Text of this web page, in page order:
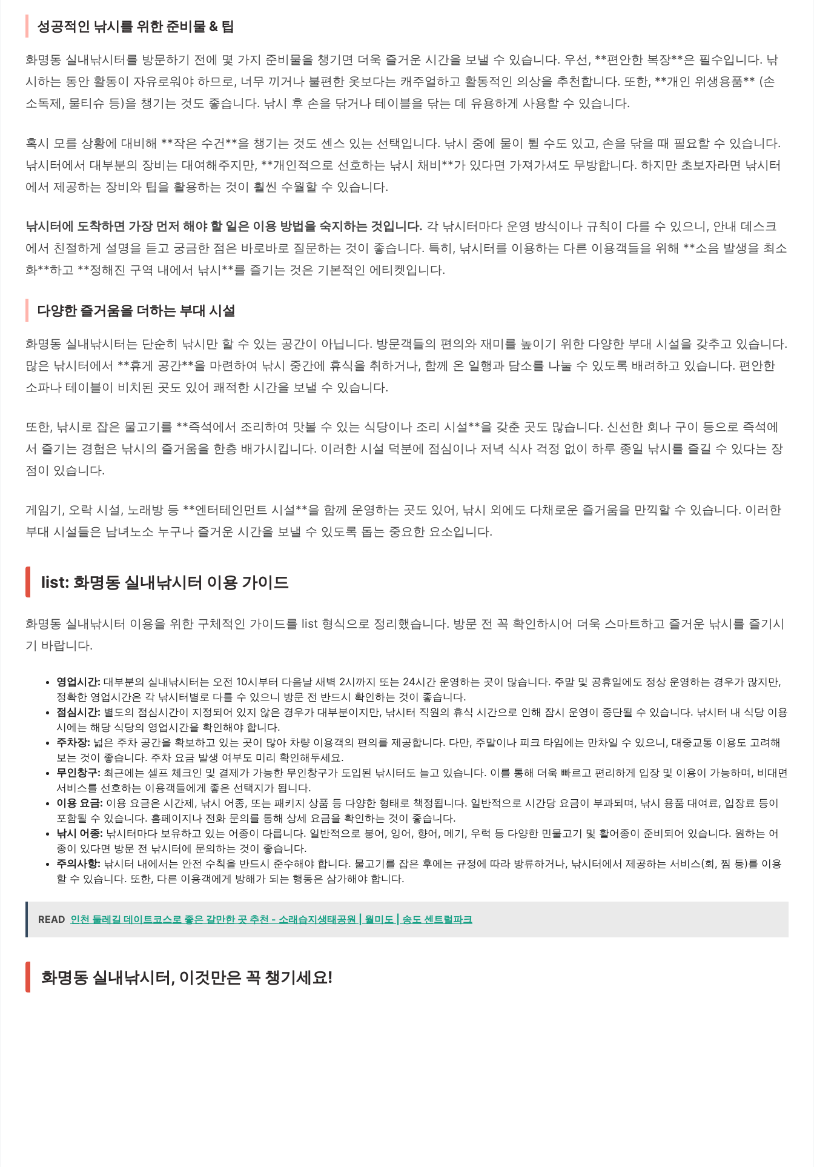
성공적인 낚시를 위한 준비물 & 팁
화명동 실내낚시터를 방문하기 전에 몇 가지 준비물을 챙기면 더욱 즐거운 시간을 보낼 수 있습니다. 우선, **편안한 복장**은 필수입니다. 낚
시하는 동안 활동이 자유로워야 하므로, 너무 끼거나 불편한 옷보다는 캐주얼하고 활동적인 의상을 추천합니다. 또한, **개인 위생용품** (손
소독제, 물티슈 등)을 챙기는 것도 좋습니다. 낚시 후 손을 닦거나 테이블을 닦는 데 유용하게 사용할 수 있습니다.
혹시 모를 상황에 대비해 **작은 수건**을 챙기는 것도 센스 있는 선택입니다. 낚시 중에 물이 튈 수도 있고, 손을 닦을 때 필요할 수 있습니다.
낚시터에서 대부분의 장비는 대여해주지만, **개인적으로 선호하는 낚시 채비**가 있다면 가져가셔도 무방합니다. 하지만 초보자라면 낚시터
에서 제공하는 장비와 팁을 활용하는 것이 훨씬 수월할 수 있습니다.
낚시터에 도착하면 가장 먼저 해야 할 일은 이용 방법을 숙지하는 것입니다. 각 낚시터마다 운영 방식이나 규칙이 다를 수 있으니, 안내 데스크
에서 친절하게 설명을 듣고 궁금한 점은 바로바로 질문하는 것이 좋습니다. 특히, 낚시터를 이용하는 다른 이용객들을 위해 **소음 발생을 최소
화**하고 **정해진 구역 내에서 낚시**를 즐기는 것은 기본적인 에티켓입니다.
다양한 즐거움을 더하는 부대 시설
화명동 실내낚시터는 단순히 낚시만 할 수 있는 공간이 아닙니다. 방문객들의 편의와 재미를 높이기 위한 다양한 부대 시설을 갖추고 있습니다.
많은 낚시터에서 **휴게 공간**을 마련하여 낚시 중간에 휴식을 취하거나, 함께 온 일행과 담소를 나눌 수 있도록 배려하고 있습니다. 편안한
소파나 테이블이 비치된 곳도 있어 쾌적한 시간을 보낼 수 있습니다.
또한, 낚시로 잡은 물고기를 **즉석에서 조리하여 맛볼 수 있는 식당이나 조리 시설**을 갖춘 곳도 많습니다. 신선한 회나 구이 등으로 즉석에
서 즐기는 경험은 낚시의 즐거움을 한층 배가시킵니다. 이러한 시설 덕분에 점심이나 저녁 식사 걱정 없이 하루 종일 낚시를 즐길 수 있다는 장
점이 있습니다.
게임기, 오락 시설, 노래방 등 **엔터테인먼트 시설**을 함께 운영하는 곳도 있어, 낚시 외에도 다채로운 즐거움을 만끽할 수 있습니다. 이러한
부대 시설들은 남녀노소 누구나 즐거운 시간을 보낼 수 있도록 돕는 중요한 요소입니다.
list: 화명동 실내낚시터 이용 가이드
화명동 실내낚시터 이용을 위한 구체적인 가이드를 list 형식으로 정리했습니다. 방문 전 꼭 확인하시어 더욱 스마트하고 즐거운 낚시를 즐기시
기 바랍니다.
영업시간: 대부분의 실내낚시터는 오전 10시부터 다음날 새벽 2시까지 또는 24시간 운영하는 곳이 많습니다. 주말 및 공휴일에도 정상 운영하는 경우가 많지만,
정확한 영업시간은 각 낚시터별로 다를 수 있으니 방문 전 반드시 확인하는 것이 좋습니다.
점심시간: 별도의 점심시간이 지정되어 있지 않은 경우가 대부분이지만, 낚시터 직원의 휴식 시간으로 인해 잠시 운영이 중단될 수 있습니다. 낚시터 내 식당 이용
시에는 해당 식당의 영업시간을 확인해야 합니다.
주차장: 넓은 주차 공간을 확보하고 있는 곳이 많아 차량 이용객의 편의를 제공합니다. 다만, 주말이나 피크 타임에는 만차일 수 있으니, 대중교통 이용도 고려해
보는 것이 좋습니다. 주차 요금 발생 여부도 미리 확인해두세요.
무인창구: 최근에는 셀프 체크인 및 결제가 가능한 무인창구가 도입된 낚시터도 늘고 있습니다. 이를 통해 더욱 빠르고 편리하게 입장 및 이용이 가능하며, 비대면
서비스를 선호하는 이용객들에게 좋은 선택지가 됩니다.
이용 요금: 이용 요금은 시간제, 낚시 어종, 또는 패키지 상품 등 다양한 형태로 책정됩니다. 일반적으로 시간당 요금이 부과되며, 낚시 용품 대여료, 입장료 등이
포함될 수 있습니다. 홈페이지나 전화 문의를 통해 상세 요금을 확인하는 것이 좋습니다.
낚시 어종: 낚시터마다 보유하고 있는 어종이 다릅니다. 일반적으로 붕어, 잉어, 향어, 메기, 우럭 등 다양한 민물고기 및 활어종이 준비되어 있습니다. 원하는 어
종이 있다면 방문 전 낚시터에 문의하는 것이 좋습니다.
주의사항: 낚시터 내에서는 안전 수칙을 반드시 준수해야 합니다. 물고기를 잡은 후에는 규정에 따라 방류하거나, 낚시터에서 제공하는 서비스(회, 찜 등)를 이용
할 수 있습니다. 또한, 다른 이용객에게 방해가 되는 행동은 삼가해야 합니다.
READ 인천 둘레길 데이트코스로 좋은 갈만한 곳 추천 - 소래습지생태공원 | 월미도 | 송도 센트럴파크
화명동 실내낚시터, 이것만은 꼭 챙기세요!